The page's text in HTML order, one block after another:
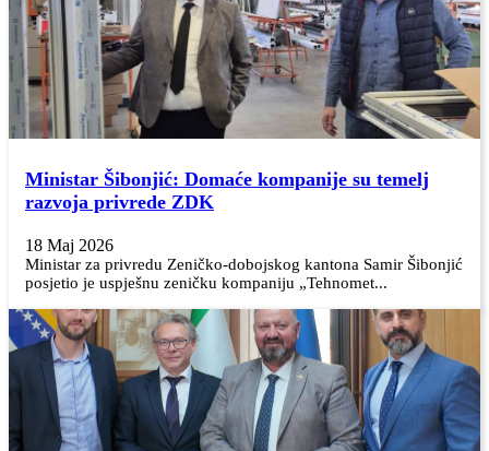
Ministar Šibonjić: Domaće kompanije su temelj
razvoja privrede ZDK
18 Maj 2026
Ministar za privredu Zeničko-dobojskog kantona Samir Šibonjić
posjetio je uspješnu zeničku kompaniju „Tehnomet...